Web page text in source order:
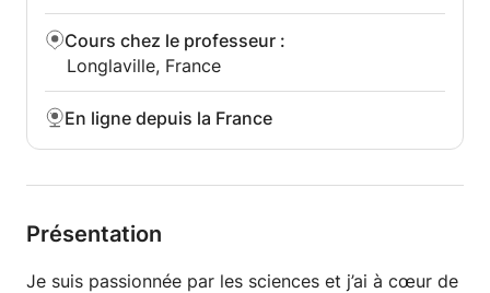
Cours chez le professeur :
Longlaville, France
En ligne depuis la France
Présentation
Je suis passionnée par les sciences et j’ai à cœur de